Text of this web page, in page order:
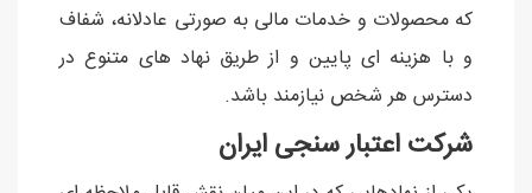
که محصولات و خدمات مالی به صورتی عادلانه، شفاف
و با هزینه ای پایین و از طریق نهاد های متنوع در
دسترس هر شخص نیازمند باشد.
شرکت اعتبار سنجی ایران